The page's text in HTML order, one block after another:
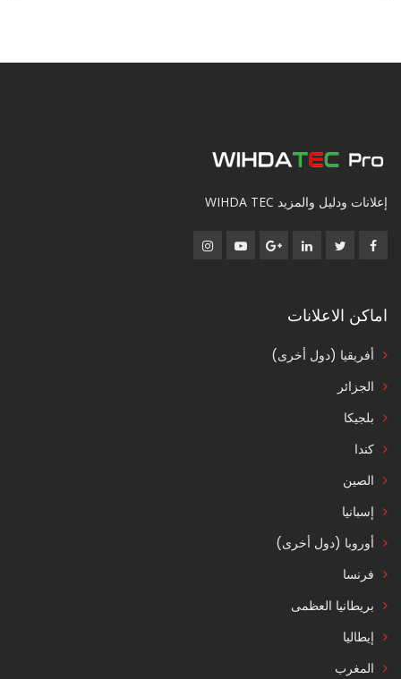
إعلانات ودليل والمزيد WIHDA TEC
اماكن الاعلانات
أفريقيا (دول أخرى)
الجزائر
بلجيكا
كندا
الصين
إسبانيا
أوروبا (دول أخرى)
فرنسا
بريطانيا العظمى
إيطاليا
المغرب